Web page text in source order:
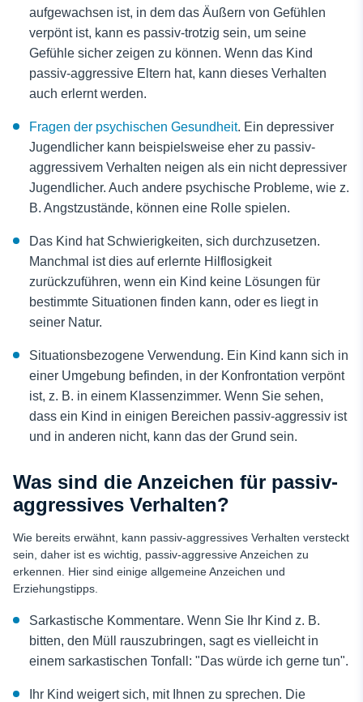
aufgewachsen ist, in dem das Äußern von Gefühlen
verpönt ist, kann es passiv-trotzig sein, um seine
Gefühle sicher zeigen zu können. Wenn das Kind
passiv-aggressive Eltern hat, kann dieses Verhalten
auch erlernt werden.
Fragen der psychischen Gesundheit. Ein depressiver
Jugendlicher kann beispielsweise eher zu passiv-
aggressivem Verhalten neigen als ein nicht depressiver
Jugendlicher. Auch andere psychische Probleme, wie z.
B. Angstzustände, können eine Rolle spielen.
Das Kind hat Schwierigkeiten, sich durchzusetzen.
Manchmal ist dies auf erlernte Hilflosigkeit
zurückzuführen, wenn ein Kind keine Lösungen für
bestimmte Situationen finden kann, oder es liegt in
seiner Natur.
Situationsbezogene Verwendung. Ein Kind kann sich in
einer Umgebung befinden, in der Konfrontation verpönt
ist, z. B. in einem Klassenzimmer. Wenn Sie sehen,
dass ein Kind in einigen Bereichen passiv-aggressiv ist
und in anderen nicht, kann das der Grund sein.
Was sind die Anzeichen für passiv-
aggressives Verhalten?
Wie bereits erwähnt, kann passiv-aggressives Verhalten versteckt
sein, daher ist es wichtig, passiv-aggressive Anzeichen zu
erkennen. Hier sind einige allgemeine Anzeichen und
Erziehungstipps.
Sarkastische Kommentare. Wenn Sie Ihr Kind z. B.
bitten, den Müll rauszubringen, sagt es vielleicht in
einem sarkastischen Tonfall: "Das würde ich gerne tun".
Ihr Kind weigert sich, mit Ihnen zu sprechen. Die